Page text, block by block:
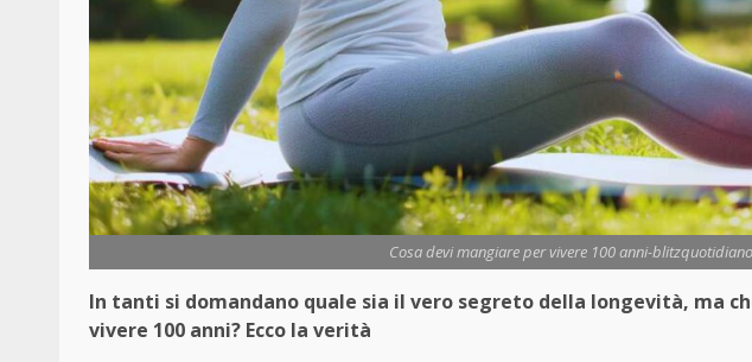
Cosa devi mangiare per vivere 100 anni-
In tanti si domandano quale sia il vero segreto della longevità, ma
vivere 100 anni? Ecco la verità